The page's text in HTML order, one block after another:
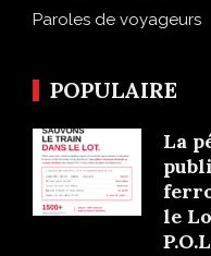
Paroles de voyageurs
POPULAIRE
La
le